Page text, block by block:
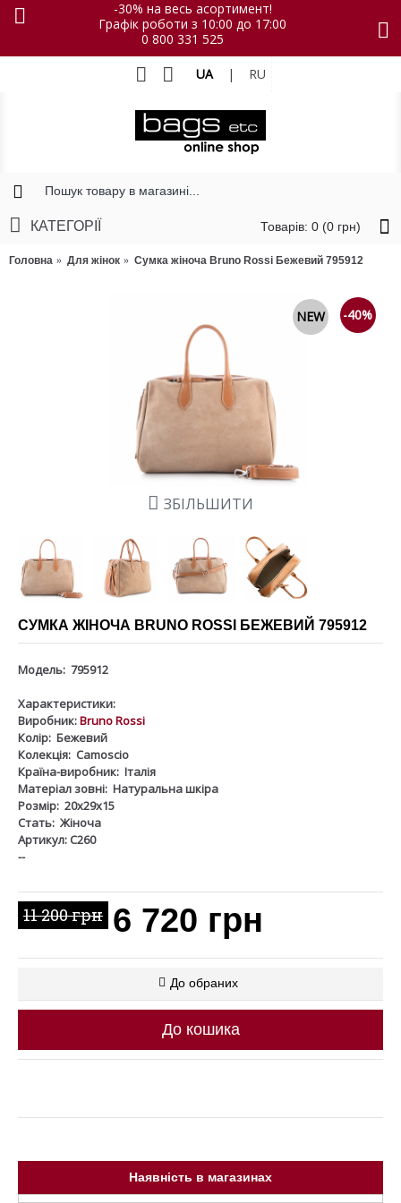
-30% на весь асортимент!
Графік роботи з 10:00 до 17:00
0 800 331 525
UA | RU
Товарів: 0 (0 грн)
КАТЕГОРІЇ
Головна Для жінок Сумка жіноча Bruno Rossi Бежевий 795912
-40%
NEW
ЗБІЛЬШИТИ
СУМКА ЖІНОЧА BRUNO ROSSI БЕЖЕВИЙ 795912
Модель: 795912
Характеристики:
Виробник:Bruno Rossi
Колір: Бежевий
Колекція: Camoscio
Країна-виробник: Італія
Матеріал зовні: Натуральна шкіра
Розмір: 20x29x15
Стать: Жіноча
Артикул: C260
--
11 200 грн 6 720 грн
До обраних
До кошика
Наявність в магазинах